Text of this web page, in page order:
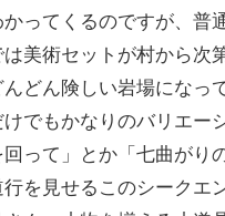
ってくるのですが、普
美術セットが村から次
どん険しい岩場になっ
でもかなりのバリエー
って」とか「七曲がり
を見せるこのシークエ